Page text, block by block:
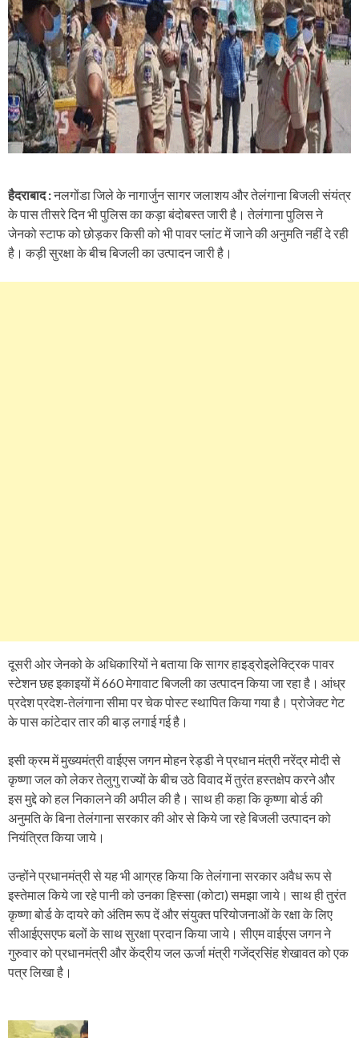
हैदराबाद :नलगोंडा जिले के नागार्जुन सागर जलाशय और तेलंगाना बिजली संयंत्र
के पास तीसरे दिन भी पुलिस का कड़ा बंदोबस्त जारी है। तेलंगाना पुलिस ने
जेनको स्टाफ को छोड़कर किसी को भी पावर प्लांट में जाने की अनुमति नहीं दे रही
है। कड़ी सुरक्षा के बीच बिजली का उत्पादन जारी है।
दूसरी ओर जेनको के अधिकारियों ने बताया कि सागर हाइड्रोइलेक्ट्रिक पावर
स्टेशन छह इकाइयों में 660 मेगावाट बिजली का उत्पादन किया जा रहा है। आंध्र
प्रदेश प्रदेश-तेलंगाना सीमा पर चेक पोस्ट स्थापित किया गया है। प्रोजेक्ट गेट
के पास कांटेदार तार की बाड़ लगाई गई है।
इसी क्रम में मुख्यमंत्री वाईएस जगन मोहन रेड्डी ने प्रधान मंत्री नरेंद्र मोदी से
कृष्णा जल को लेकर तेलुगु राज्यों के बीच उठे विवाद में तुरंत हस्तक्षेप करने और
इस मुद्दे को हल निकालने की अपील की है। साथ ही कहा कि कृष्णा बोर्ड की
अनुमति के बिना तेलंगाना सरकार की ओर से किये जा रहे बिजली उत्पादन को
नियंत्रित किया जाये।
उन्होंने प्रधानमंत्री से यह भी आग्रह किया कि तेलंगाना सरकार अवैध रूप से
इस्तेमाल किये जा रहे पानी को उनका हिस्सा (कोटा) समझा जाये। साथ ही तुरंत
कृष्णा बोर्ड के दायरे को अंतिम रूप दें और संयुक्त परियोजनाओं के रक्षा के लिए
सीआईएसएफ बलों के साथ सुरक्षा प्रदान किया जाये। सीएम वाईएस जगन ने
गुरुवार को प्रधानमंत्री और केंद्रीय जल ऊर्जा मंत्री गजेंद्रसिंह शेखावत को एक
पत्र लिखा है।